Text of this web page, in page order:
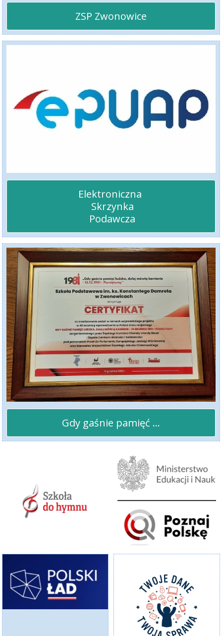
ZSP Zwonowice
Elektroniczna
Podawcza
Gdy gaśnie pamięć ...